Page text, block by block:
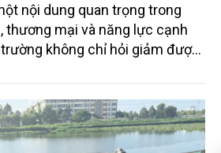
nội dung quan trọng trong
thương mại và năng lực cạnh
không chỉ hỏi giảm được
nhận, có bền vững không, có
bị ghi nhận trùng lặp không và
cho chuyển đổi xanh hay
lõi của tín chỉ carbon thế hệ